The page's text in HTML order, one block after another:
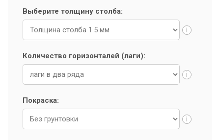
Выберите толщину столба:
i
Количество горизонталей (лаги):
i
Покраска:
i